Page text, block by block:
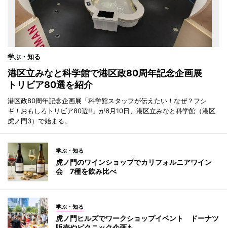
学ぶ・知る
港区立みなと科学館で港区政80周年記念企画展
トリビア80選を紹介
港区政80周年記念企画展「科学館スタッフが伝えたい！なぜ？フシ
ギ！おもしろトリビア80選!!」が6月10日、港区立みなと科学館（港区
虎ノ門3）で始まる。
学ぶ・知る
虎ノ門のワインショップでカリフォルニアワイン
会 7種を飲み比べ
学ぶ・知る
虎ノ門ヒルズでワークショップイベント ドーナツ